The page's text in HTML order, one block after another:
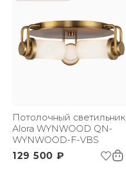
Потолочный светильник
Alora WYNWOOD QN-
WYNWOOD-F-VBS
129 500 ₽